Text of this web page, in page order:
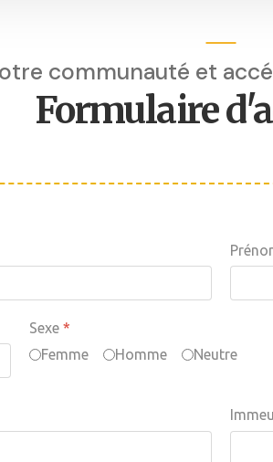
communauté et
Formulaire
Sexe *
Femme
Homme Neutre